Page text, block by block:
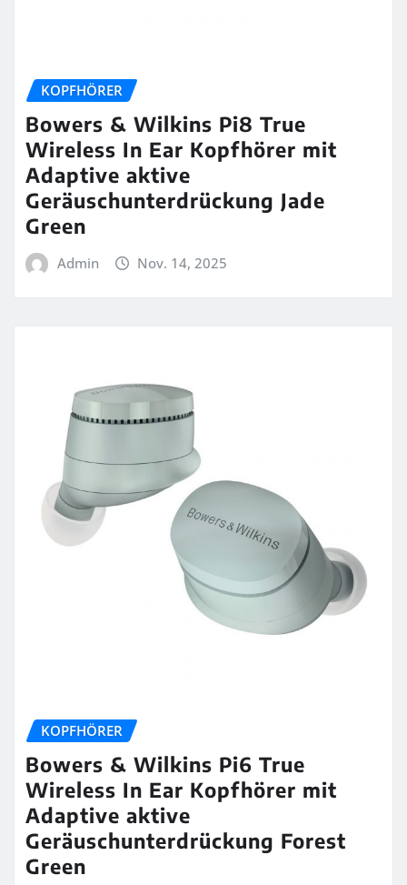
KOPFHÖRER
Bowers & Wilkins Pi8 True
Wireless In Ear Kopfhörer mit
Adaptive aktive
Geräuschunterdrückung Jade
Green
Admin Nov. 14, 2025
KOPFHÖRER
Bowers & Wilkins Pi6 True
Wireless In Ear Kopfhörer mit
Adaptive aktive
Geräuschunterdrückung Forest
Green